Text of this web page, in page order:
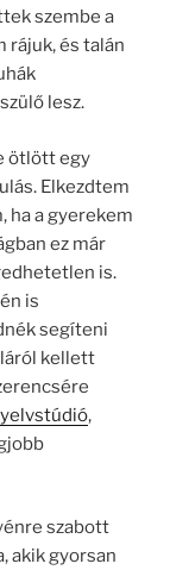
szembe a
rájuk, és talán
lesz.
ötlött egy
Elkezdtem
ha a gyerekem
ez már
is.
is
segíteni
kellett
,
szabott
akik gyorsan